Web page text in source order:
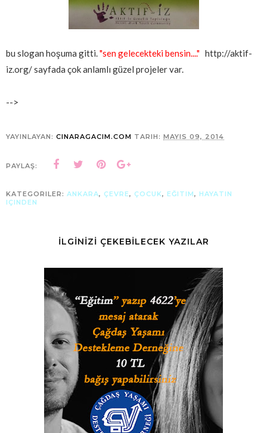
bu slogan hoşuma gitti."sen gelecekteki bensin...." http://aktif-
iz.org/ sayfada çok anlamlı güzel projeler var.
-->
YAYINLAYAN: CINARAGACIM.COM TARIH: MAYIS 09, 2014
PAYLAŞ:
KATEGORILER: ANKARA, ÇEVRE, ÇOCUK, EĞITIM, HAYATIN
IÇINDEN
İLGİNİZİ ÇEKEBİLECEK YAZILAR